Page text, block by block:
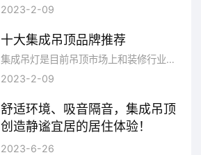
2023-2-09
十大集成吊顶品牌推荐
集成吊灯是目前吊顶市场上和装修行业中比较受人们欢迎的一种吊顶形式，但是市场上有太多的集成吊顶的品牌了，以至于我们在选择的时候有种...
2023-2-09
舒适环境、吸音隔音，集成吊顶
创造静谧宜居的居住体验！
2023-6-26